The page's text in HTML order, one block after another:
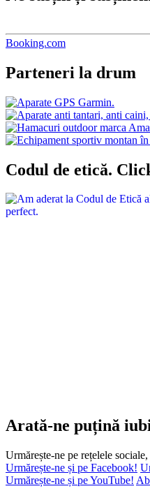
Booking.com
Parteneri la drum
Codul de etică.
Arată-ne puțină
Urmărește-ne pe rețelele
Urmărește-ne și pe Facebook!
Urmărește-ne și pe YouTube!